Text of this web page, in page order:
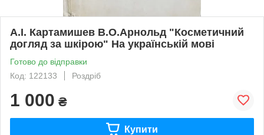
А.І. Картамишев В.О.Арнольд "Косметичний
догляд за шкірою" На українській мові
Готово до відправки
Код: 122133
Роздріб
1 000 ₴
Купити